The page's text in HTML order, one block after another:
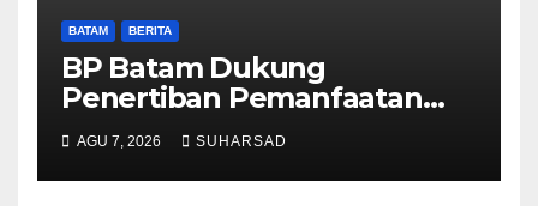
BATAM BERITA
BP Batam Dukung
Penertiban Pemanfaatan
Ruang Laut Sesuai
Ketentuan Peraturan
Perundang-undangan
AGU 7, 2026 SUHARSAD